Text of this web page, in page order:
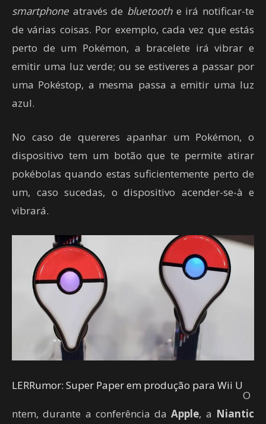
smartphone através de bluetoothe irá notificar-te
de várias coisas. Por exemplo, cada vez que estás
perto de um Pokémon, a bracelete irá vibrar e
emitir uma luz verde; ou se estiveres a passar por
uma Pokéstop, a mesma passa a emitir uma luz
azul.
No caso de quereres apanhar um Pokémon, o
dispositivo tem um botão que te permite atirar
pokébolas quando estas suficientemente perto de
um, caso sucedas, o dispositivo acender-se-à e
vibrará.
LERRumor: Super Paper em produção para Wii U
O
ntem, durante a conferência daApple, a Niantic